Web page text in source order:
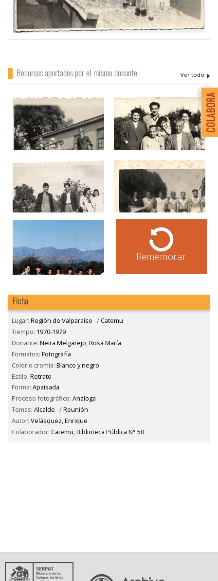
Recursos aportados por el mismo donante
Rememorar
Ficha
Lugar: Región de Valparaíso /Catemu
Tiempo: 1970-1979
Donante: Neira Melgarejo, Rosa María
Formatos: Fotografía
Color o cromía: Blanco y negro
Estilo: Retrato
Forma: Apaisada
Proceso fotográfico: Análoga
Temas: Alcalde /Reunión
Autor: Velásquez, Enrique
Colaborador: Catemu, Biblioteca Pública N° 50